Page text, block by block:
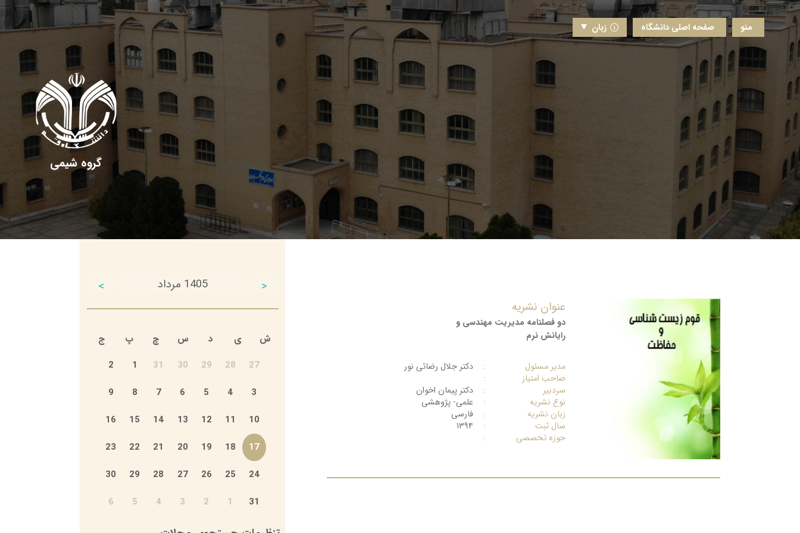
منو صفحه اصلی دانشگاه زبان
گروه شیمی
عنوان نشریه
دو فصلنامه مدیریت مهندسی و
رایانش نرم
مدیر مسئول :
دکتر جلال رضائی نور
صاحب امتیاز
:
سردبیر
:
دکتر پیمان اخوان
نوع نشریه
:
علمی- پژوهشی
زبان نشریه
:
فارسی
سال ثبت
:
۱۳۹۴
حوزه تخصصی
:
< 1405 مرداد >
ش ی د س چ پ
ج
27
28
29
30
31
1
2
3
4
5
6
7
8
9
10
11
12
13
14
15
16
17
18
19
20
21
22
23
24
25
26
27
28
29
30
31
1
2
3
4
5
6